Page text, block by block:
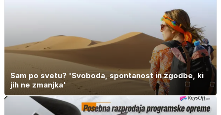
Sam po svetu? 'Svoboda, spontanost in zgodbe, ki
jih ne zmanjka'